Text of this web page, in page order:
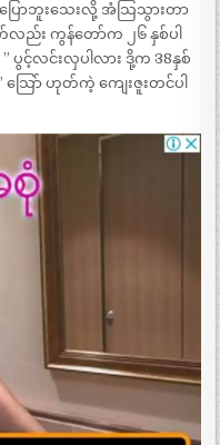
ောဘူးသေးလို့ အံသြသွားတာ
ည်း ကွန်တော်က ၂၆ နှစ်ပါ
ပွင့်လင်းလှပါလား ဒို့က 38နှစ်
ော် ဟုတ်ကဲ့ ကျေးဇူးတင်ပါ